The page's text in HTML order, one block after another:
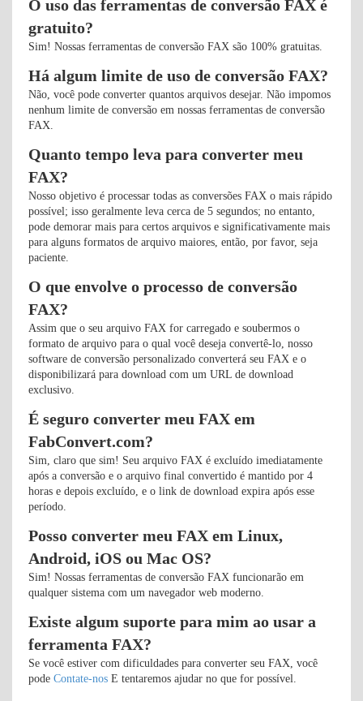
O uso das ferramentas de conversão FAX é
gratuito?
Sim! Nossas ferramentas de conversão FAX são 100% gratuitas.
Há algum limite de uso de conversão FAX?
Não, você pode converter quantos arquivos desejar. Não impomos
nenhum limite de conversão em nossas ferramentas de conversão
FAX.
Quanto tempo leva para converter meu
FAX?
Nosso objetivo é processar todas as conversões FAX o mais rápido
possível; isso geralmente leva cerca de 5 segundos; no entanto,
pode demorar mais para certos arquivos e significativamente mais
para alguns formatos de arquivo maiores, então, por favor, seja
paciente.
O que envolve o processo de conversão
FAX?
Assim que o seu arquivo FAX for carregado e soubermos o
formato de arquivo para o qual você deseja convertê-lo, nosso
software de conversão personalizado converterá seu FAX e o
disponibilizará para download com um URL de download
exclusivo.
É seguro converter meu FAX em
FabConvert.com?
Sim, claro que sim! Seu arquivo FAX é excluído imediatamente
após a conversão e o arquivo final convertido é mantido por 4
horas e depois excluído, e o link de download expira após esse
período.
Posso converter meu FAX em Linux,
Android, iOS ou Mac OS?
Sim! Nossas ferramentas de conversão FAX funcionarão em
qualquer sistema com um navegador web moderno.
Existe algum suporte para mim ao usar a
ferramenta FAX?
Se você estiver com dificuldades para converter seu FAX, você
pode Contate-nos E tentaremos ajudar no que for possível.